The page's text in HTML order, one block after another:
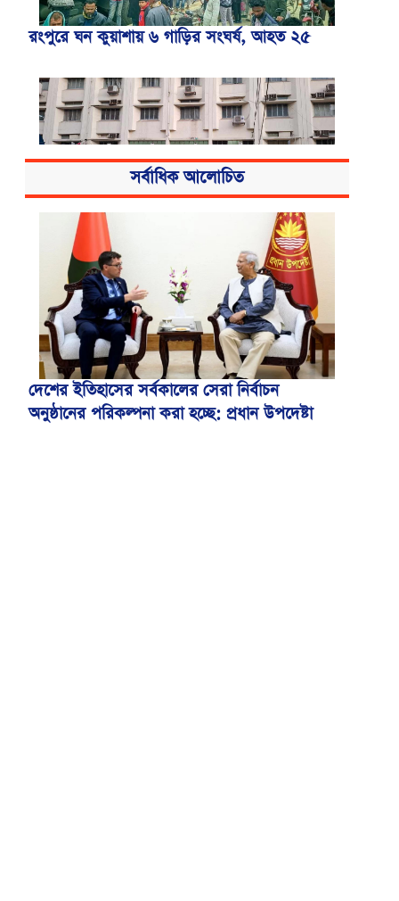
রংপুরে ঘন কুয়াশায় ৬ গাড়ির সংঘর্ষ, আহত ২৫
বিএসএমএমইউয়ের নতুন নাম বাংলাদেশ
মেডিকেল বিশ্ববিদ্যালয়
সর্বাধিক আলোচিত
দেশের ইতিহাসের সর্বকালের সেরা নির্বাচন
অনুষ্ঠানের পরিকল্পনা করা হচ্ছে: প্রধান উপদেষ্টা